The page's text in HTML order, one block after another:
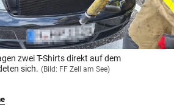
& Co KG 2026
zwei T-Shirts direkt auf dem
sich. (Bild: FF Zell am See)